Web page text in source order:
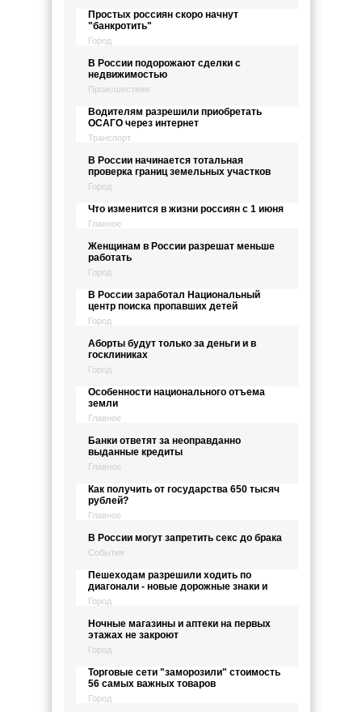
Простых россиян скоро начнут
"банкротить"
Город
В России подорожают сделки с
недвижимостью
Происшествия
Водителям разрешили приобретать
ОСАГО через интернет
Транспорт
В России начинается тотальная
проверка границ земельных участков
Город
Что изменится в жизни россиян с 1 июня
Главное
Женщинам в России разрешат меньше
работать
Город
В России заработал Национальный
центр поиска пропавших детей
Город
Аборты будут только за деньги и в
госклиниках
Город
Особенности национального отъема
земли
Главное
Банки ответят за неоправданно
выданные кредиты
Главное
Как получить от государства 650 тысяч
рублей?
Главное
В России могут запретить секс до брака
События
Пешеходам разрешили ходить по
диагонали - новые дорожные знаки и
Город
Ночные магазины и аптеки на первых
этажах не закроют
Город
Торговые сети "заморозили" стоимость
56 самых важных товаров
Город